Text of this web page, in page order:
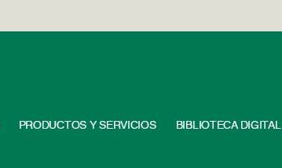
PRODUCTOS Y SERVICIOS BIBLIOTECA DIGITAL